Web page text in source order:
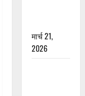
मार्च 21,
2026